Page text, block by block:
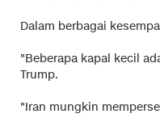
Dalam berbagai
"Beberapa kapal kecil
Trump.
"Iran mungkin